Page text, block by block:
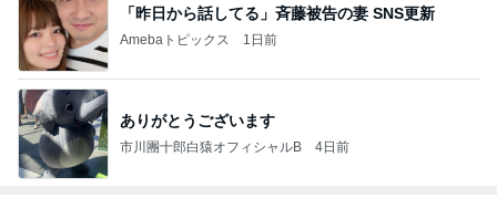
「昨日から話してる」斉藤被告の妻 SNS更新
Amebaトピックス 1日前
ありがとうございます
市川團十郎白猿オフィシャルB 4日前